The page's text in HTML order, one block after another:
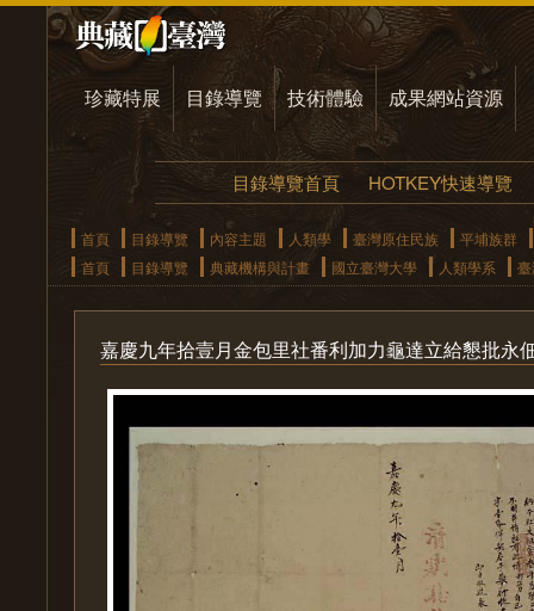
珍藏特展 目錄導覽 技術體驗 成果網站資源
目錄導覽首頁 HOTKEY快速導覽
首頁 目錄導覽 內容主題 人類學 臺灣原住民族
平埔族群
首頁
目錄導覽 典藏機構與計畫 國立臺灣大學 人類學系
嘉慶九年拾壹月金包里社番利加力龜達立給懇批永